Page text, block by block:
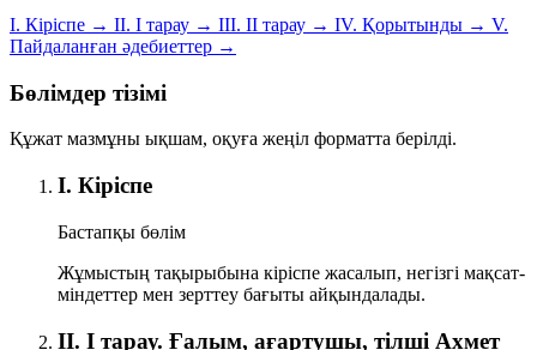
І. Кіріспе → ІІ. І тарау → ІІІ. ІІ тарау → IV. Қорытынды → V.
Пайдаланған әдебиеттер →
Бөлімдер тізімі
Құжат мазмұны ықшам, оқуға жеңіл форматта берілді.
І. Кіріспе
Бастапқы бөлім
Жұмыстың тақырыбына кіріспе жасалып, негізгі мақсат-
міндеттер мен зерттеу бағыты айқындалады.
ІІ. І тарау. Ғалым, ағартушы, тілші Ахмет